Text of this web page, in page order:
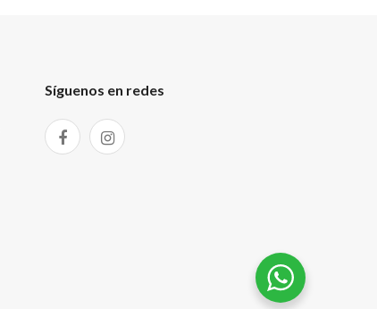
Síguenos en redes